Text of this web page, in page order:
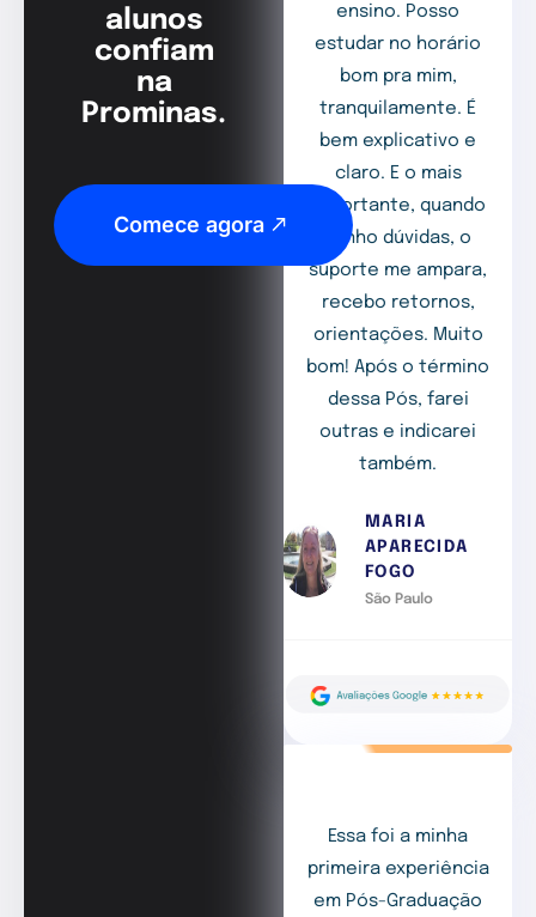
alunos
confiam
na
Prominas.
Comece agora
ensino. Posso
estudar no horário
bom pra mim,
tranquilamente. É
bem explicativo e
claro. E o mais
importante, quando
tenho dúvidas, o
suporte me ampara,
recebo retornos,
orientações. Muito
bom! Após o término
dessa Pós, farei
outras e indicarei
também.
MARIA
APARECIDA
FOGO
São Paulo
Essa foi a minha
primeira experiência
em Pós-Graduação